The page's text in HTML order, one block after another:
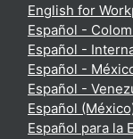
English for
Español -
Español -
Español -
Español -
Español
Español para la